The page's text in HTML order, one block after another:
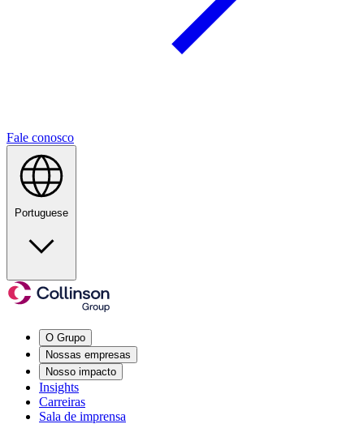
Fale conosco
Portuguese
O Grupo
Nossas empresas
Nosso impacto
Insights
Carreiras
Sala de imprensa